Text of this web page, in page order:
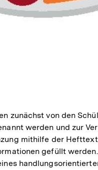
zunächst von den
werden und zur
mithilfe der
gefüllt werden.